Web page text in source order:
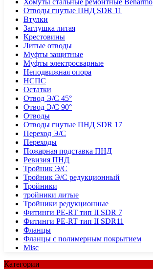
Хомуты стальные ремонтные Benarmo
Отводы гнутые ПНД SDR 11
Втулки
Заглушка литая
Крестовины
Литые отводы
Муфты защитные
Муфты электросварные
Неподвижная опора
НСПС
Остатки
Отвод Э/С 45°
Отвод Э/С 90°
Отводы
Отводы гнутые ПНД SDR 17
Переход Э/С
Переходы
Пожарная подставка ПНД
Ревизия ПНД
Тройник Э/С
Тройник Э/С редукционный
Тройники
тройники литые
Тройники редукционные
Фитинги PE-RT тип II SDR 7
Фитинги PE-RT тип II SDR11
Фланцы
Фланцы с полимерным покрытием
Misc
Категории